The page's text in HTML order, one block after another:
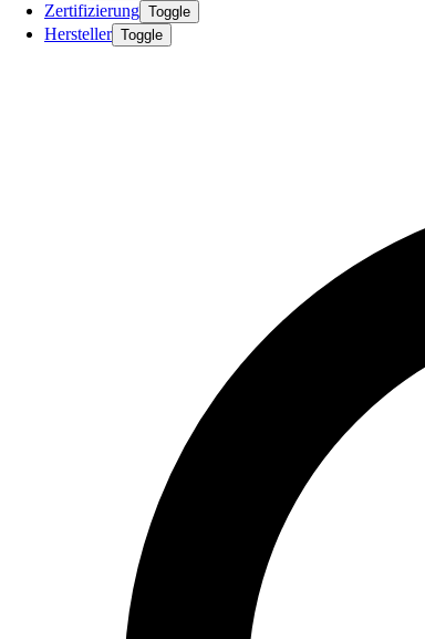
Zertifizierung Toggle
Hersteller Toggle